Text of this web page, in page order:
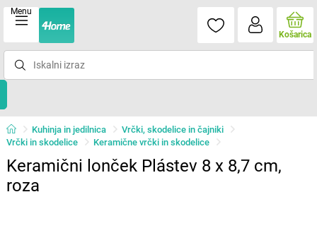
Menu
Košarica
Kuhinja in jedilnica
Vrčki, skodelice in čajniki
Vrčki in skodelice
Keramične vrčki in skodelice
Keramični lonček Plástev 8 x 8,7 cm,
roza